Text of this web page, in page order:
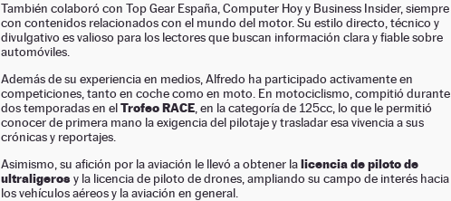
También colaboró con Top Gear España, Computer Hoy y Business Insider, siempre
con contenidos relacionados con el mundo del motor. Su estilo directo, técnico y
divulgativo es valioso para los lectores que buscan información clara y fiable sobre
automóviles.
Además de su experiencia en medios, Alfredo ha participado activamente en
competiciones, tanto en coche como en moto. En motociclismo, compitió durante
dos temporadas en elTrofeo RACE , en la categoría de 125cc, lo que le permitió
conocer de primera mano la exigencia del pilotaje y trasladar esa vivencia a sus
crónicas y reportajes.
Asimismo, su afición por la aviación le llevó a obtener lalicencia de piloto de
ultraligerosy la licencia de piloto de drones, ampliando su campo de interés hacia
los vehículos aéreos y la aviación en general.